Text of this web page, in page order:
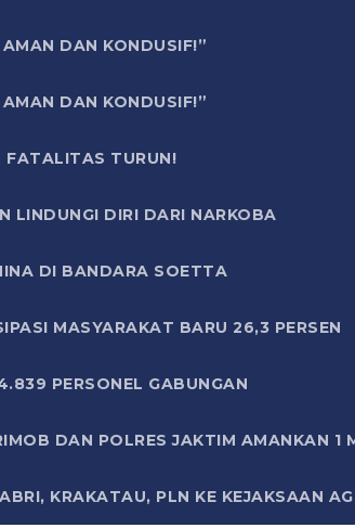
DAN KONDUSIF!”
DAN KONDUSIF!”
FATALITAS TURUN!
LINDUNGI DIRI DARI NARKOBA
DI BANDARA SOETTA
MASYARAKAT BARU 26,3 PERSEN
PERSONEL GABUNGAN
DAN POLRES JAKTIM AMANKAN 1
KRAKATAU, PLN KE KEJAKSAAN